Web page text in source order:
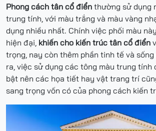
Phong cách tân cổ điển thường sử dụng
trung tính, với màu trắng và màu vàng
dụng nhiều nhất. Chính việc phối màu
hiện đại, khiến cho kiến trúc tân cổ điển
trọng, nay còn thêm phần tinh tế và
ra, việc sử dụng các tông màu trung tính
bật nên các họa tiết hay vật trang trí
sang trọng vốn có của phong cách kiến